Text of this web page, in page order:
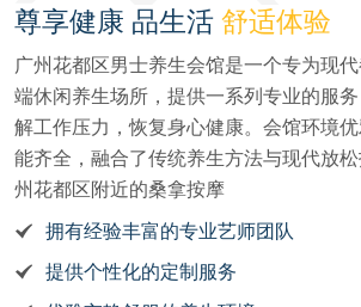
尊享健康 品生活舒适体验
广州花都区男士养生会馆是一个专为现
端休闲养生场所，提供一系列专业的服
解工作压力，恢复身心健康。会馆环境
能齐全，融合了传统养生方法与现代放
州花都区附近的桑拿按摩
拥有经验丰富的专业艺师团队
提供个性化的定制服务